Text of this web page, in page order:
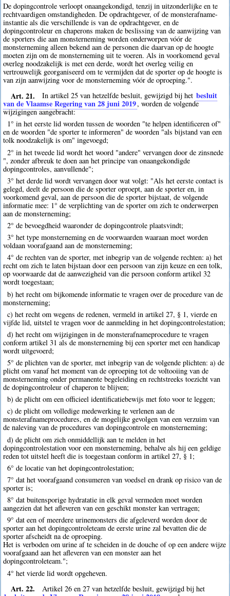
De dopingcontrole verloopt onaangekondigd, tenzij in uitzonderlijke en te
rechtvaardigen omstandigheden. De opdrachtgever, of de monsterafname-
instantie als die verschillende is van de opdrachtgever, en de
dopingcontroleur en chaperons maken de beslissing van de aanwijzing van
de sporters die aan monsterneming worden onderworpen vóór de
monsterneming alleen bekend aan de personen die daarvan op de hoogte
moeten zijn om de monsterneming uit te voeren. Als in voorkomend geval
overleg noodzakelijk is met een derde, wordt het overleg veilig en
vertrouwelijk georganiseerd om te vermijden dat de sporter op de hoogte is
van zijn aanwijzing voor de monsterneming vóór de oproeping.".
Art. 21. In artikel 25 van hetzelfde besluit, gewijzigd bij het besluit
van de Vlaamse Regering van 28 juni 2019, worden de volgende
wijzigingen aangebracht:
1° in het eerste lid worden tussen de woorden "te helpen identificeren of"
en de woorden "de sporter te informeren" de woorden "als bijstand van een
tolk noodzakelijk is om" ingevoegd;
2° in het tweede lid wordt het woord "andere" vervangen door de zinsnede
", zonder afbreuk te doen aan het principe van onaangekondigde
dopingcontroles, aanvullende";
3° het derde lid wordt vervangen door wat volgt: "Als het eerste contact is
gelegd, deelt de persoon die de sporter oproept, aan de sporter en, in
voorkomend geval, aan de persoon die de sporter bijstaat, de volgende
informatie mee: 1° de verplichting van de sporter om zich te onderwerpen
aan de monsterneming;
2° de bevoegdheid waaronder de dopingcontrole plaatsvindt;
3° het type monsterneming en de voorwaarden waaraan moet worden
voldaan voorafgaand aan de monsterneming;
4° de rechten van de sporter, met inbegrip van de volgende rechten: a) het
recht om zich te laten bijstaan door een persoon van zijn keuze en een tolk,
op voorwaarde dat de aanwezigheid van die persoon conform artikel 32
wordt toegestaan;
b) het recht om bijkomende informatie te vragen over de procedure van de
monsterneming;
c) het recht om wegens de redenen, vermeld in artikel 27, § 1, vierde en
vijfde lid, uitstel te vragen voor de aanmelding in het dopingcontrolestation;
d) het recht om wijzigingen in de monsterafnameprocedure te vragen
conform artikel 31 als de monsterneming bij een sporter met een handicap
wordt uitgevoerd;
5° de plichten van de sporter, met inbegrip van de volgende plichten: a) de
plicht om vanaf het moment van de oproeping tot de voltooiing van de
monsterneming onder permanente begeleiding en rechtstreeks toezicht van
de dopingcontroleur of chaperon te blijven;
b) de plicht om een officieel identificatiebewijs met foto voor te leggen;
c) de plicht om volledige medewerking te verlenen aan de
monsterafnameprocedures, en de mogelijke gevolgen van een verzuim van
de naleving van de procedures van dopingcontrole en monsterneming;
d) de plicht om zich onmiddellijk aan te melden in het
dopingcontrolestation voor een monsterneming, behalve als hij een geldige
reden tot uitstel heeft die is toegestaan conform in artikel 27, § 1;
6° de locatie van het dopingcontrolestation;
7° dat het voorafgaand consumeren van voedsel en drank op risico van de
sporter is;
8° dat buitensporige hydratatie in elk geval vermeden moet worden
aangezien dat het afleveren van een geschikt monster kan vertragen;
9° dat een of meerdere urinemonsters die afgeleverd worden door de
sporter aan het dopingcontroleteam de eerste urine zal bevatten die de
sporter afscheidt na de oproeping.
Het is verboden om urine af te scheiden in de douche of op een andere wijze
voorafgaand aan het afleveren van een monster aan het
dopingcontroleteam.";
4° het vierde lid wordt opgeheven.
Art. 22. Artikel 26 en 27 van hetzelfde besluit, gewijzigd bij het